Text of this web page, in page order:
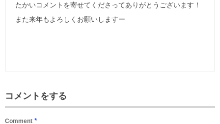
たかいコメントを寄せてくださってありがとうございます！
また来年もよろしくお願いしますー
コメントをする
Comment *